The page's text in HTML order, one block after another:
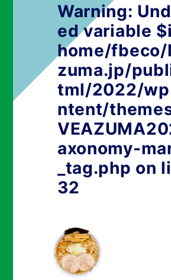
Warning:
ed variable
home/fbeco/
zuma.jp/
tml/2022/
ntent/
axonomy-
_tag.php on
32